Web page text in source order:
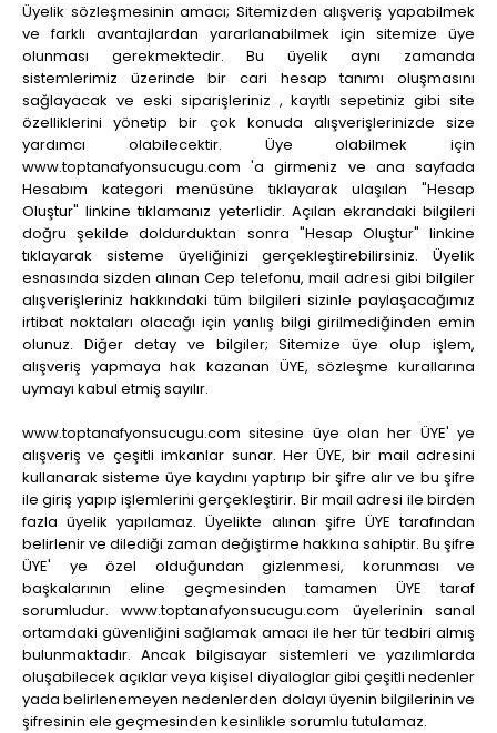
Üyelik sözleşmesinin amacı; Sitemizden alışveriş yapabilmek
ve farklı avantajlardan yararlanabilmek için sitemize üye
olunması gerekmektedir. Bu üyelik aynı zamanda
sistemlerimiz üzerinde bir cari hesap tanımı oluşmasını
sağlayacak ve eski siparişleriniz , kayıtlı sepetiniz gibi site
özelliklerini yönetip bir çok konuda alışverişlerinizde size
yardımcı olabilecektir. Üye olabilmek için
www.toptanafyonsucugu.com 'a girmeniz ve ana sayfada
Hesabım kategori menüsüne tıklayarak ulaşılan "Hesap
Oluştur" linkine tıklamanız yeterlidir. Açılan ekrandaki bilgileri
doğru şekilde doldurduktan sonra "Hesap Oluştur" linkine
tıklayarak sisteme üyeliğinizi gerçekleştirebilirsiniz. Üyelik
esnasında sizden alınan Cep telefonu, mail adresi gibi bilgiler
alışverişleriniz hakkındaki tüm bilgileri sizinle paylaşacağımız
irtibat noktaları olacağı için yanlış bilgi girilmediğinden emin
olunuz. Diğer detay ve bilgiler; Sitemize üye olup işlem,
alışveriş yapmaya hak kazanan ÜYE, sözleşme kurallarına
uymayı kabul etmiş sayılır.
www.toptanafyonsucugu.com sitesine üye olan her ÜYE' ye
alışveriş ve çeşitli imkanlar sunar. Her ÜYE, bir mail adresini
kullanarak sisteme üye kaydını yaptırıp bir şifre alır ve bu şifre
ile giriş yapıp işlemlerini gerçekleştirir. Bir mail adresi ile birden
fazla üyelik yapılamaz. Üyelikte alınan şifre ÜYE tarafından
belirlenir ve dilediği zaman değiştirme hakkına sahiptir. Bu şifre
ÜYE' ye özel olduğundan gizlenmesi, korunması ve
başkalarının eline geçmesinden tamamen ÜYE taraf
sorumludur.www.toptanafyonsucugu.com üyelerinin sanal
ortamdaki güvenliğini sağlamak amacı ile her tür tedbiri almış
bulunmaktadır. Ancak bilgisayar sistemleri ve yazılımlarda
oluşabilecek açıklar veya kişisel diyaloglar gibi çeşitli nedenler
yada belirlenemeyen nedenlerden dolayı üyenin bilgilerinin ve
şifresinin ele geçmesinden kesinlikle sorumlu tutulamaz.